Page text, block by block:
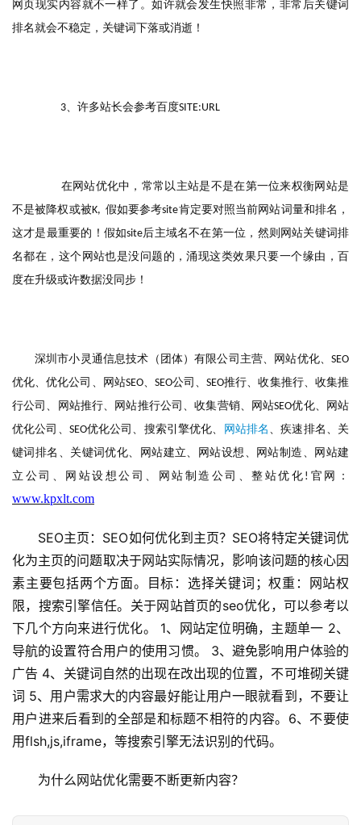
网页现实内容就不一样了。如许就会发生快照非常，非常后关键词
排名就会不稳定，关键词下落或消逝！
3、许多站长会参考百度SITE:URL
在网站优化中，常常以主站是不是在第一位来权衡网站是
不是被降权或被K, 假如要参考site肯定要对照当前网站词量和排名，
这才是最重要的！假如site后主域名不在第一位，然则网站关键词排
名都在，这个网站也是没问题的，涌现这类效果只要一个缘由，百
度在升级或许数据没同步！
深圳市小灵通信息技术（团体）有限公司主营、网站优化、 SEO
优化、优化公司、网站SEO、 SEO公司、SEO推行、收集推行、收集推
行公司、网站推行、网站推行公司、收集营销、网站SEO优化、网站
优化公司、 SEO优化公司、搜索引擎优化、 网站排名 、疾速排名、关
键词排名、关键词优化、网站建立、网站设想、网站制造、网站建
立公司、网站设想公司、网站制造公司、整站优化 ! 官网：
www.kpxlt.com
SEO主页：SEO如何优化到主页？SEO将特定关键词优
化为主页的问题取决于网站实际情况，影响该问题的核心因
素主要包括两个方面。目标：选择关键词；权重：网站权
限，搜索引擎信任。关于网站首页的seo优化，可以参考以
下几个方向来进行优化。 1、网站定位明确，主题单一 2、
导航的设置符合用户的使用习惯。 3、避免影响用户体验的
广告 4、关键词自然的出现在改出现的位置，不可堆砌关键
词 5、用户需求大的内容最好能让用户一眼就看到，不要让
用户进来后看到的全部是和标题不相符的内容。6、不要使
用flsh,js,iframe，等搜索引擎无法识别的代码。
为什么网站优化需要不断更新内容？